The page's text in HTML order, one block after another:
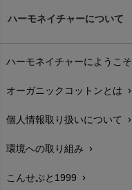
配送と送料chevron_right
在庫状況と発送予定chevron_right
サイズ・寸法chevron_right
生地・素材chevron_right
お手入れについて
ハーモネイチャーについて
ハーモネイチャーにようこそ
オーガニックコットンとは chevron_right
個人情報取り扱いについて chevron_right
環境への取り組み chevron_right
こんせぷと1999 chevron_right